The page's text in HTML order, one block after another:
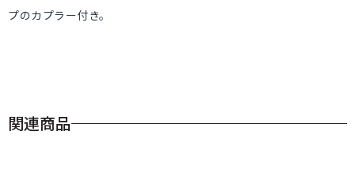
プのカプラー付き。
関連商品